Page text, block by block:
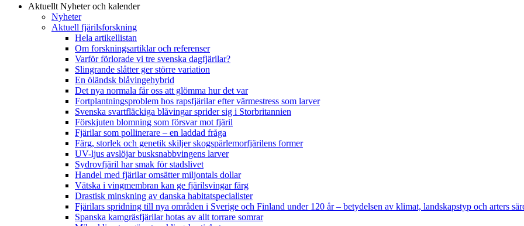
Aktuellt Nyheter och kalender
Nyheter
Aktuell fjärilsforskning
Hela artikellistan
Om forskningsartiklar och referenser
Varför förlorade vi tre svenska dagfjärilar?
Slingrande slåtter ger större variation
En öländsk blåvingehybrid
Det nya normala får oss att glömma hur det var
Fortplantningsproblem hos rapsfjärilar efter värmestress som larver
Svenska svartfläckiga blåvingar sprider sig i Storbritannien
Förskjuten blomning som försvar mot fjäril
Fjärilar som pollinerare – en laddad fråga
Färg, storlek och genetik skiljer skogspärlemorfjärilens former
UV-ljus avslöjar busksnabbvingens larver
Sydrovfjäril har smak för stadslivet
Handel med fjärilar omsätter miljontals dollar
Vätska i vingmembran kan ge fjärilsvingar färg
Drastisk minskning av danska habitatspecialister
Fjärilars spridning till nya områden i Sverige och Finland under 120 år– betydelsen av klimat, landskapstyp och arters
Spanska kamgräsfjärilar hotas av allt torrare somrar